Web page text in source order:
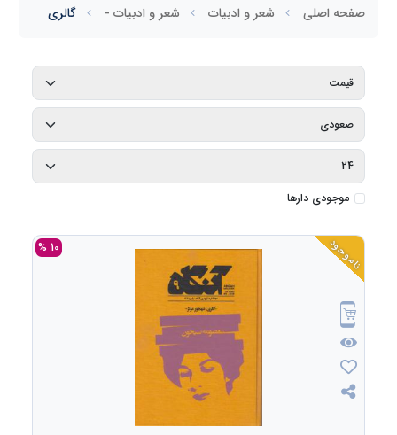
صفحه اصلی شعر و ادبیات شعر و ادبیات - گالری
موجودی دارها
ناموجود 10 %